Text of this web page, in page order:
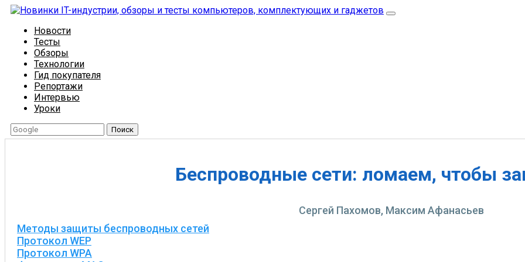
Новости
Тесты
Обзоры
Технологии
Гид покупателя
Репортажи
Интервью
Уроки
Поиск
Беспроводные сети: ломаем, чтобы
Сергей Пахомов, Максим Афанасьев
Методы защиты беспроводных сетей
Протокол WEP
Протокол WPA